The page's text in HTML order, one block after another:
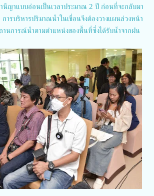
ญาแบบอ่อนเป็นเวลาประมาณ 2 ปี ก่อนที่จะกลับมา
ารบริหารปริมาณน้ำในเขื่อนจึงต้องวางแผนล่วงหน้า
านการณ์น้ำตามตำแหน่งของพื้นที่ซึ่งได้รับน้ำจากฝน